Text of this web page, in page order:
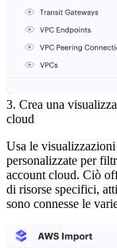
3. Crea una
cloud
Usa le
personalizzate per
account cloud. Ciò
di risorse specifici,
sono connesse le